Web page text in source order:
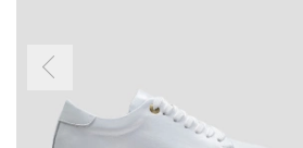
акциях и событиях
Для нее Для него